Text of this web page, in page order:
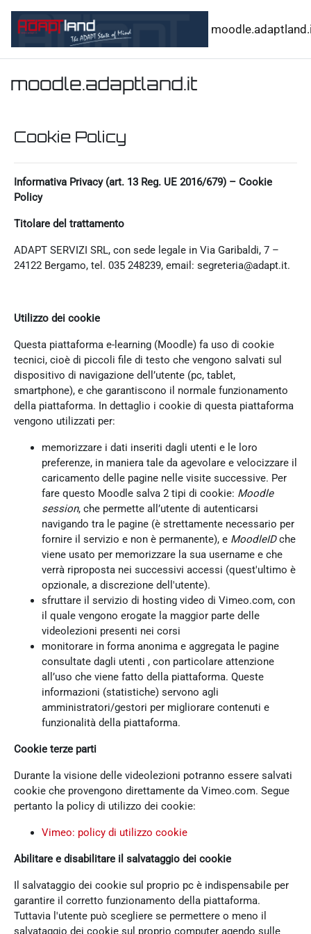
moodle.adaptland.it
Cookie Policy
Informativa Privacy (art. 13 Reg. UE 2016/679) – Cookie
Policy
Titolare del trattamento
ADAPT SERVIZI SRL, con sede legale in Via Garibaldi, 7 –
24122 Bergamo, tel. 035 248239, email: segreteria@adapt.it.
Utilizzo dei cookie
Questa piattaforma e-learning (Moodle) fa uso di cookie
tecnici, cioè di piccoli file di testo che vengono salvati sul
dispositivo di navigazione dell’utente (pc, tablet,
smartphone), e che garantiscono il normale funzionamento
della piattaforma. In dettaglio i cookie di questa piattaforma
vengono utilizzati per:
memorizzare i dati inseriti dagli utenti e le loro
preferenze, in maniera tale da agevolare e velocizzare il
caricamento delle pagine nelle visite successive. Per
fare questo Moodle salva 2 tipi di cookie: Moodle
session, che permette all’utente di autenticarsi
navigando tra le pagine (è strettamente necessario per
fornire il servizio e non è permanente), e MoodleIDche
viene usato per memorizzare la sua username e che
verrà riproposta nei successivi accessi (quest'ultimo è
opzionale, a discrezione dell'utente).
sfruttare il servizio di hosting video di Vimeo.com, con
il quale vengono erogate la maggior parte delle
videolezioni presenti nei corsi
monitorare in forma anonima e aggregata le pagine
consultate dagli utenti , con particolare attenzione
all’uso che viene fatto della piattaforma. Queste
informazioni (statistiche) servono agli
amministratori/gestori per migliorare contenuti e
funzionalità della piattaforma.
Cookie terze parti
Durante la visione delle videolezioni potranno essere salvati
cookie che provengono direttamente da Vimeo.com. Segue
pertanto la policy di utilizzo dei cookie:
Vimeo: policy di utilizzo cookie
Abilitare e disabilitare il salvataggio dei cookie
Il salvataggio dei cookie sul proprio pc è indispensabile per
garantire il corretto funzionamento della piattaforma.
Tuttavia l'utente può scegliere se permettere o meno il
salvataggio dei cookie sul proprio computer agendo sulle